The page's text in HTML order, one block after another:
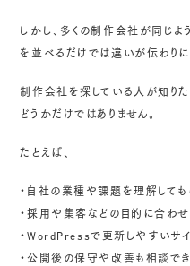
しかし、多くの制作会社が同じよ
を並べるだけでは違いが伝わりにく
制作会社を探している人が知り
どうかだけではありません。
たとえば、
・自社の業種や課題を理解しても
・採用や集客などの目的に合わ
・WordPressで更新しやすいサ
・公開後の保守や改善も相談で